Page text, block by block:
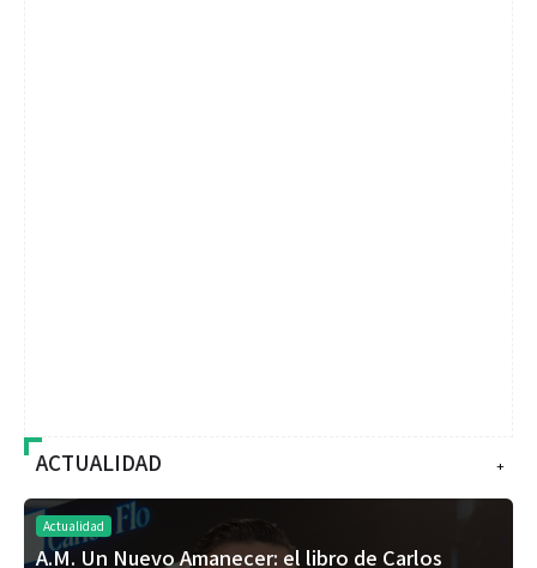
+
ACTUALIDAD
Actualidad
A.M. Un Nuevo Amanecer: el libro de Carlos